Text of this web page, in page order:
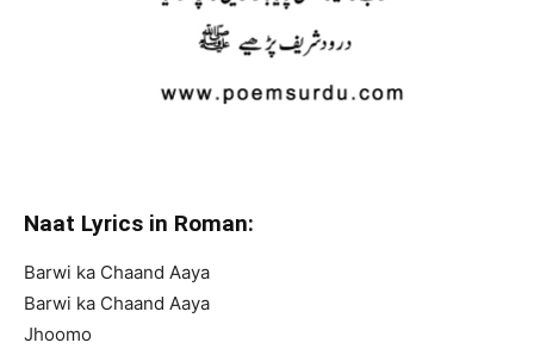
Naat Lyrics in Roman:
Barwi ka Chaand Aaya
Barwi ka Chaand Aaya
Jhoomo